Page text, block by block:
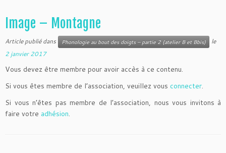
Image – Montagne
Article publié dans Phonologie au bout des doigts – partie 2 (atelier B et Bbis)
le
2 janvier 2017
Vous devez être membre pour avoir accès à ce contenu.
Si vous êtes membre de l’association, veuillez vous connecter.
Si vous n’êtes pas membre de l’association, nous vous invitons à
faire votre adhésion.